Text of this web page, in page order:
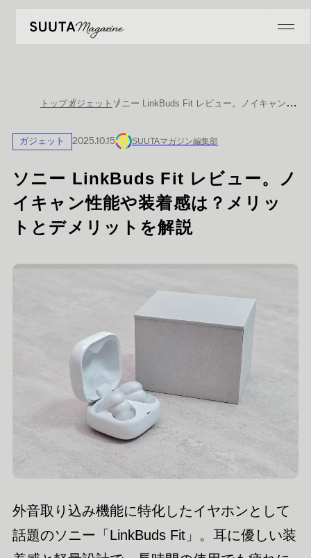
トップガジェット ソニー LinkBuds Fit レビュー。ノイキャン性能や装着感は？メリットとデメリットを解説
ガジェット 2025.10.15 SUUTAマガジン編集部
ソニー LinkBuds Fit レビュー。ノ
イキャン性能や装着感は？メリッ
トとデメリットを解説
外音取り込み機能に特化したイヤホンとして
話題のソニー「LinkBuds Fit」。耳に優しい装